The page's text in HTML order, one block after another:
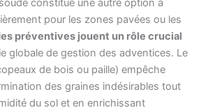
constitue une autre option à
pour les zones pavées ou les
préventives jouent un rôle crucial
globale de gestion des adventices. Le
de bois ou paille) empêche
des graines indésirables tout
du sol et en enrichissant